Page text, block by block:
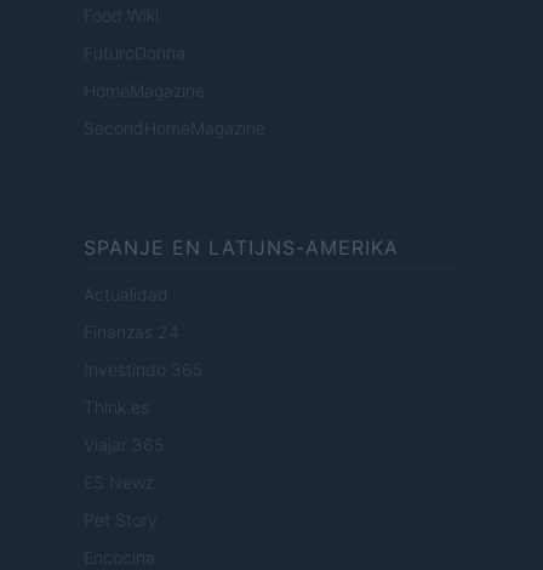
Food Wiki
FuturoDonna
HomeMagazine
SecondHomeMagazine
SPANJE EN LATIJNS-AMERIKA
Actualidad
Finanzas 24
Investindo 365
Think.es
Viajar 365
ES Newz
Pet Story
Encocina